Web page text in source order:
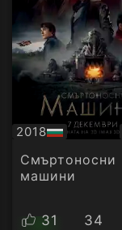
2018
БГ
аудио
Смъртоносни
машини
31 34